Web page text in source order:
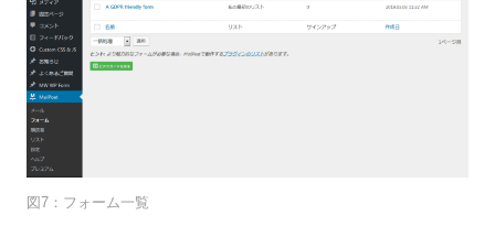
図7：フォーム一覧